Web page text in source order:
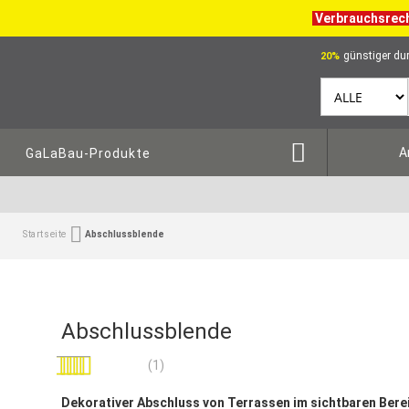
20% günstiger
GaLaBau-Produkte
Startseite Abschlussblende
Abschlussblende
(1)
Dekorativer Abschluss von Terrassen im sichtbaren